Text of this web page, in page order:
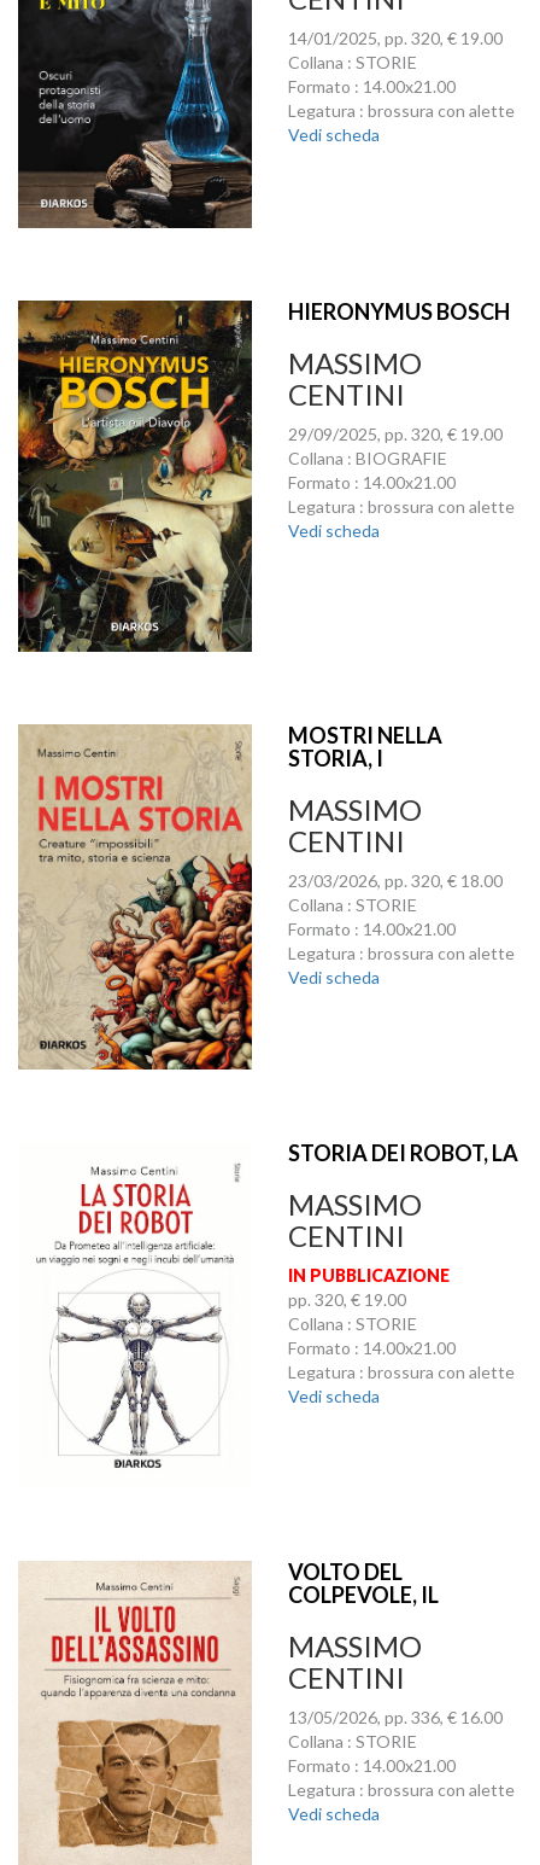
14/01/2025, pp. 320, € 19.00
Collana : STORIE
Formato : 14.00x21.00
Legatura : brossura con alette
Vedi scheda
HIERONYMUS BOSCH
MASSIMO
CENTINI
29/09/2025, pp. 320, € 19.00
Collana : BIOGRAFIE
Formato : 14.00x21.00
Legatura : brossura con alette
Vedi scheda
MOSTRI NELLA
STORIA, I
MASSIMO
CENTINI
23/03/2026, pp. 320, € 18.00
Collana : STORIE
Formato : 14.00x21.00
Legatura : brossura con alette
Vedi scheda
STORIA DEI ROBOT, LA
MASSIMO
CENTINI
IN PUBBLICAZIONE
pp. 320, € 19.00
Collana : STORIE
Formato : 14.00x21.00
Legatura : brossura con alette
Vedi scheda
VOLTO DEL
COLPEVOLE, IL
MASSIMO
CENTINI
13/05/2026, pp. 336, € 16.00
Collana : STORIE
Formato : 14.00x21.00
Legatura : brossura con alette
Vedi scheda